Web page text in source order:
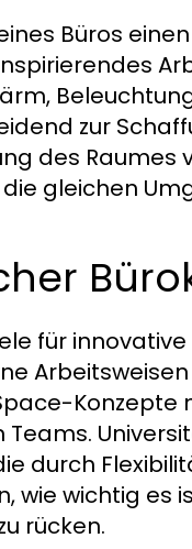
Büros
zur
des
gleichen
für
Konzepte
durch
wie wichtig es
rücken.